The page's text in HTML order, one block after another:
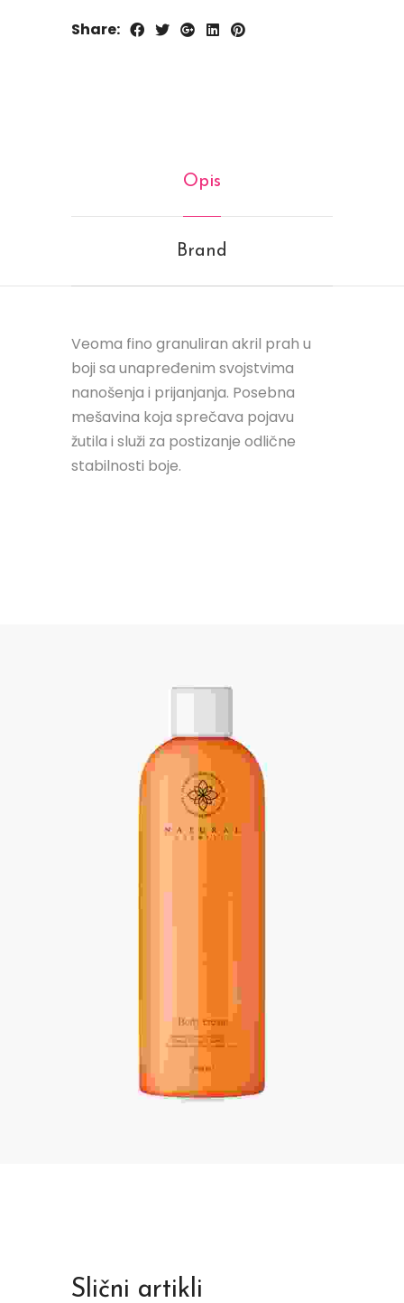
Share:
Opis
Brand
Veoma fino granuliran akril prah u
boji sa unapređenim svojstvima
nanošenja i prijanjanja. Posebna
mešavina koja sprečava pojavu
žutila i služi za postizanje odlične
stabilnosti boje.
Slični artikli